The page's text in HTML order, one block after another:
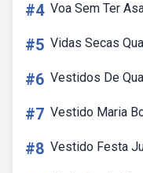
#4 Voa Sem Ter
#5 Vidas Secas
#6 Vestidos De
#7 Vestido Maria
#8 Vestido Festa